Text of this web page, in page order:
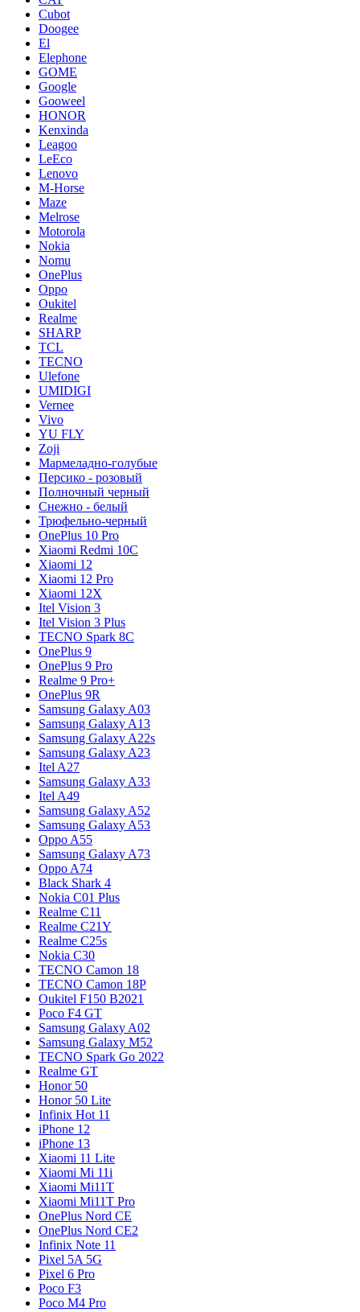
Cubot
Doogee
El
Elephone
GOME
Google
Gooweel
HONOR
Kenxinda
Leagoo
LeEco
Lenovo
M-Horse
Maze
Melrose
Motorola
Nokia
Nomu
OnePlus
Oppo
Oukitel
Realme
SHARP
TCL
TECNO
Ulefone
UMIDIGI
Vernee
Vivo
YU FLY
Zoji
Мармеладно-голубые
Персико - розовый
Полночный черный
Снежно - белый
Трюфельно-черный
OnePlus 10 Pro
Xiaomi Redmi 10C
Xiaomi 12
Xiaomi 12 Pro
Xiaomi 12X
Itel Vision 3
Itel Vision 3 Plus
TECNO Spark 8C
OnePlus 9
OnePlus 9 Pro
Realme 9 Pro+
OnePlus 9R
Samsung Galaxy A03
Samsung Galaxy A13
Samsung Galaxy A22s
Samsung Galaxy A23
Itel A27
Samsung Galaxy A33
Itel A49
Samsung Galaxy A52
Samsung Galaxy A53
Oppo A55
Samsung Galaxy A73
Oppo A74
Black Shark 4
Nokia C01 Plus
Realme C11
Realme C21Y
Realme C25s
Nokia C30
TECNO Camon 18
TECNO Camon 18P
Oukitel F150 B2021
Poco F4 GT
Samsung Galaxy A02
Samsung Galaxy M52
TECNO Spark Go 2022
Realme GT
Honor 50
Honor 50 Lite
Infinix Hot 11
iPhone 12
iPhone 13
Xiaomi 11 Lite
Xiaomi Mi 11i
Xiaomi Mi11T
Xiaomi Mi11T Pro
OnePlus Nord CE
OnePlus Nord CE2
Infinix Note 11
Pixel 5A 5G
Pixel 6 Pro
Poco F3
Poco M4 Pro